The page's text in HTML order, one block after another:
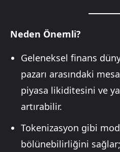
Neden Önemli?
Geleneksel finans
pazarı arasındaki
piyasa likiditesini ve
artırabilir.
Tokenizasyon gibi
bölünebilirliğini